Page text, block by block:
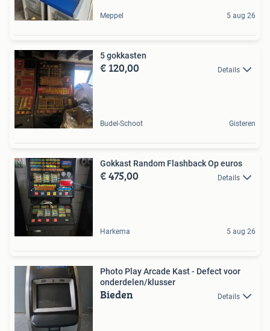
Meppel 5 aug 26
5 gokkasten
€ 120,00 Details
Budel-Schoot Gisteren
Gokkast Random Flashback Op euros
€ 475,00 Details
Harkema 5 aug 26
Photo Play Arcade Kast - Defect voor
onderdelen/klusser
Bieden Details